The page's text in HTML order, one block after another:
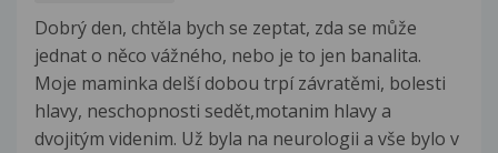
Dobrý den, chtěla bych se zeptat, zda se může
jednat o něco vážného, nebo je to jen banalita.
Moje maminka delší dobou trpí závratěmi, bolesti
hlavy, neschopnosti sedět,motanim hlavy a
dvojitým videnim. Už byla na neurologii a vše bylo v